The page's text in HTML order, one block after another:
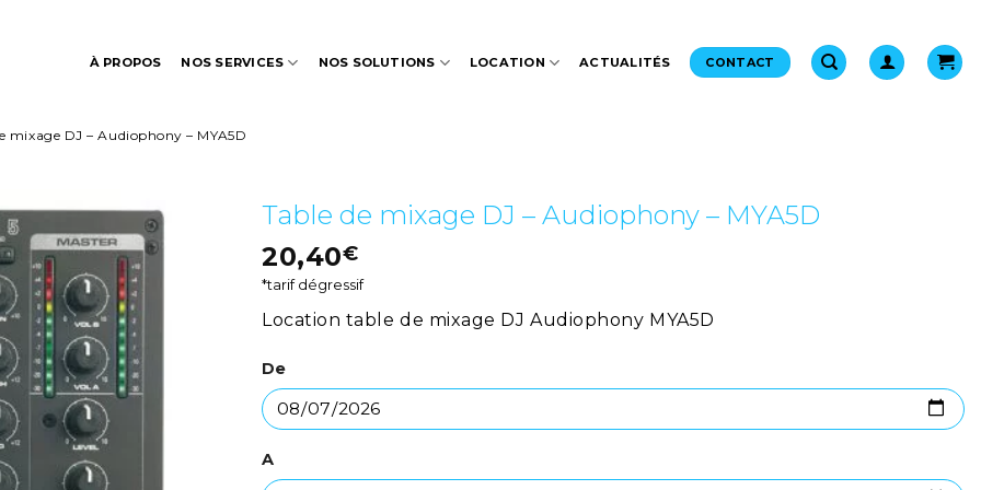
À PROPOS NOS SERVICES NOS SOLUTIONS LOCATION ACTUALITÉS CONTACT
mixage DJ – Audiophony – MYA5D
Table de mixage DJ – Audiophony – MYA5D
20,40€
*tarif dégressif
Location table de mixage DJ Audiophony MYA5D
De
A